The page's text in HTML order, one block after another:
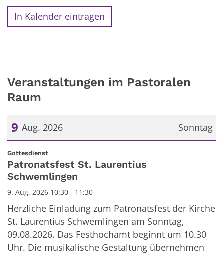
In Kalender eintragen
Veranstaltungen im Pastoralen
Raum
Sonntag
9 Aug. 2026
Datum: 9. August 2026
Gottesdienst:
Patronatsfest St. Laurentius
Schwemlingen
9. Aug. 2026 10:30 - 11:30
Herzliche Einladung zum Patronatsfest der Kirche
St. Laurentius Schwemlingen am Sonntag,
09.08.2026. Das Festhochamt beginnt um 10.30
Uhr. Die musikalische Gestaltung übernehmen